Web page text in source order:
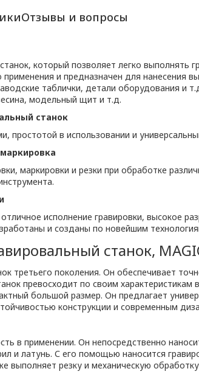
Отзывы и вопросы
который позволяет легко выполнять
и предназначен для нанесения
таблички, детали оборудования и
модельный щит и т.д.
станок
простотой в использовании и
маркировки и резки при обработке
исполнение гравировки, высокое
и созданы по новейшим
станок,
третьего поколения. Он обеспечивает
превосходит по своим характеристикам
большой размер. Он предлагает
конструкции и современным
в применении. Он непосредственно
и латунь. С его помощью наносится
выполняет резку и механическую